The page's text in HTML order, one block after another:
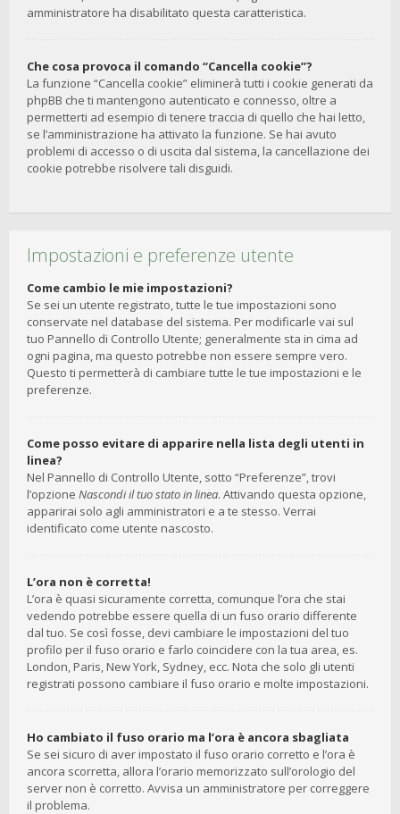
amministratore ha disabilitato questa caratteristica.
Che cosa provoca il comando “Cancella cookie”?
La funzione “Cancella cookie” eliminerà tutti i cookie generati da
phpBB che ti mantengono autenticato e connesso, oltre a
permetterti ad esempio di tenere traccia di quello che hai letto,
se l’amministrazione ha attivato la funzione. Se hai avuto
problemi di accesso o di uscita dal sistema, la cancellazione dei
cookie potrebbe risolvere tali disguidi.
Impostazioni e preferenze utente
Come cambio le mie impostazioni?
Se sei un utente registrato, tutte le tue impostazioni sono
conservate nel database del sistema. Per modificarle vai sul
tuo Pannello di Controllo Utente; generalmente sta in cima ad
ogni pagina, ma questo potrebbe non essere sempre vero.
Questo ti permetterà di cambiare tutte le tue impostazioni e le
preferenze.
Come posso evitare di apparire nella lista degli utenti in
linea?
Nel Pannello di Controllo Utente, sotto “Preferenze”, trovi
l’opzione Nascondi il tuo stato in linea. Attivando questa opzione,
apparirai solo agli amministratori e a te stesso. Verrai
identificato come utente nascosto.
L’ora non è corretta!
L’ora è quasi sicuramente corretta, comunque l’ora che stai
vedendo potrebbe essere quella di un fuso orario differente
dal tuo. Se così fosse, devi cambiare le impostazioni del tuo
profilo per il fuso orario e farlo coincidere con la tua area, es.
London, Paris, New York, Sydney, ecc. Nota che solo gli utenti
registrati possono cambiare il fuso orario e molte impostazioni.
Ho cambiato il fuso orario ma l’ora è ancora sbagliata
Se sei sicuro di aver impostato il fuso orario corretto e l’ora è
ancora scorretta, allora l’orario memorizzato sull’orologio del
server non è corretto. Avvisa un amministratore per correggere
il problema.